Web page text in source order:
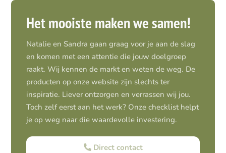
Het mooiste maken we samen!
Natalie en Sandra gaan graag voor je aan de slag
en komen met een attentie die jouw doelgroep
raakt. Wij kennen de markt en weten de weg. De
producten op onze website zijn slechts ter
inspiratie. Liever ontzorgen en verrassen wij jou.
Toch zelf eerst aan het werk? Onze checklist helpt
je op weg naar die waardevolle investering.
Direct contact